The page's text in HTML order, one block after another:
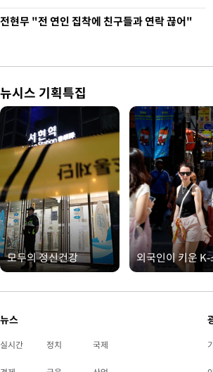
전현무 "전 연인 집착에 친구들과 연락 끊어"
뉴시스 기획특집
모두의 정신건강 외국인이 키운 K-
뉴스
실시간 정치 국제